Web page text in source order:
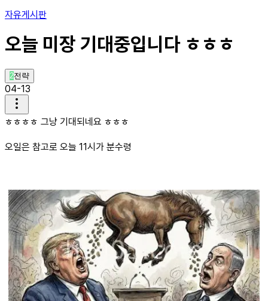
자유게시판
오늘 미장 기대중입니다 ㅎㅎㅎ
2전략
04-13
ㅎㅎㅎㅎ 그냥 기대되네요 ㅎㅎㅎ
오일은 참고로 오늘 11시가 분수령